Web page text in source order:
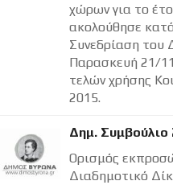
χώρων για το
ακολούθησε
Συνεδρίαση του
Παρασκευή 21/
τελών χρήσης
2015.
Δημ. Συμβούλιο
Ορισμός
Διαδημοτικό